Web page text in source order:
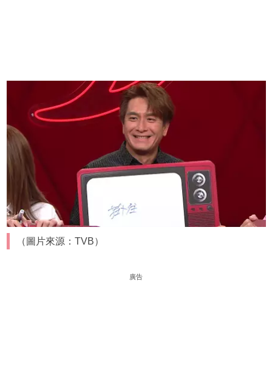
（圖片來源：TVB）
廣告